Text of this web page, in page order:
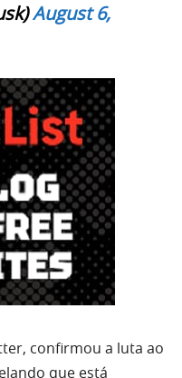
August 6,
confirmou a luta ao
que está